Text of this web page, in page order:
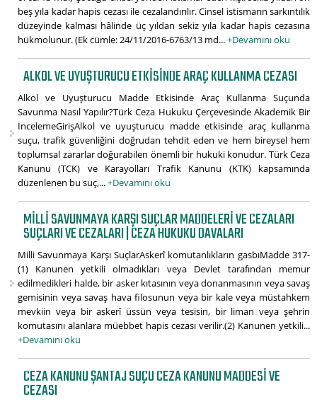
beş yıla kadar hapis cezası ile cezalandırılır. Cinsel istismarın sarkıntılık
düzeyinde kalması hâlinde üç yıldan sekiz yıla kadar hapis cezasına
hükmolunur. (Ek cümle: 24/11/2016-6763/13 md...+Devamını oku
ALKOL VE UYUŞTURUCU ETKISINDE ARAÇ KULLANMA CEZASI
Alkol ve Uyuşturucu Madde Etkisinde Araç Kullanma Suçunda
Savunma Nasıl Yapılır?Türk Ceza Hukuku Çerçevesinde Akademik Bir
İncelemeGirişAlkol ve uyuşturucu madde etkisinde araç kullanma
suçu, trafik güvenliğini doğrudan tehdit eden ve hem bireysel hem
toplumsal zararlar doğurabilen önemli bir hukuki konudur. Türk Ceza
Kanunu (TCK) ve Karayolları Trafik Kanunu (KTK) kapsamında
düzenlenen bu suç,...+Devamını oku
MILLI SAVUNMAYA KARŞI SUÇLAR MADDELERI VE CEZALARI
SUÇLARI VE CEZALARI | CEZA HUKUKU DAVALARI
Milli Savunmaya Karşı SuçlarAskerî komutanlıkların gasbıMadde 317-
(1) Kanunen yetkili olmadıkları veya Devlet tarafından memur
edilmedikleri halde, bir asker kıtasının veya donanmasının veya savaş
gemisinin veya savaş hava filosunun veya bir kale veya müstahkem
mevkiin veya bir askerî üssün veya tesisin, bir liman veya şehrin
komutasını alanlara müebbet hapis cezası verilir.(2) Kanunen yetkili...
+Devamını oku
CEZA KANUNU ŞANTAJ SUÇU CEZA KANUNU MADDESI VE
CEZASI